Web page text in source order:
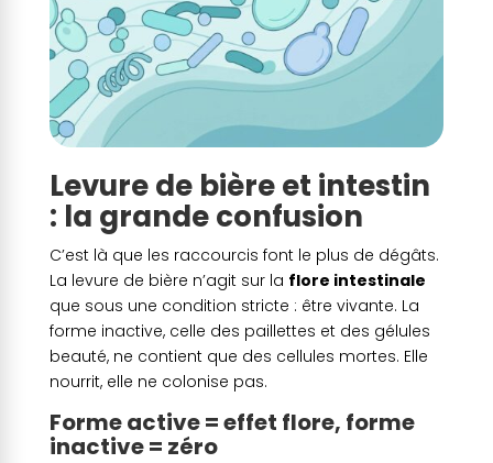
Levure de bière et intestin
: la grande confusion
C’est là que les raccourcis font le plus de dégâts.
La levure de bière n’agit sur la flore intestinale
que sous une condition stricte : être vivante. La
forme inactive, celle des paillettes et des gélules
beauté, ne contient que des cellules mortes. Elle
nourrit, elle ne colonise pas.
Forme active = effet flore, forme
inactive = zéro